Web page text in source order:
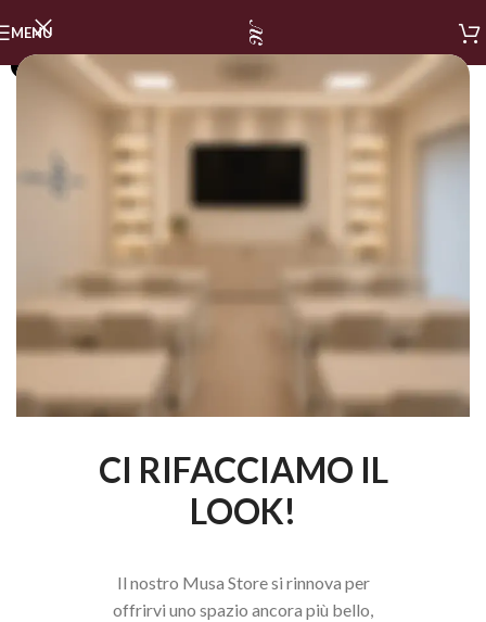
CI RIFACCIAMO IL
LOOK!
Il nostro Musa Store si rinnova per
offrirvi uno spazio ancora più bello,
MENU